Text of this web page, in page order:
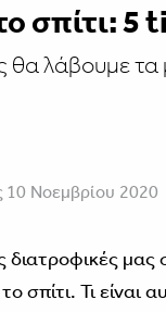
σπίτι: 5
θα λάβουμε
10 Νοεμβρίου 2020
διατροφικές
σπίτι. Τι